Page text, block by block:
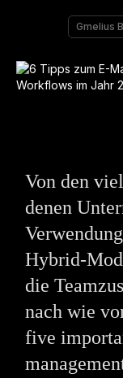
Gmelius
Von den
denen
Hybrid-
die
nach wie
five